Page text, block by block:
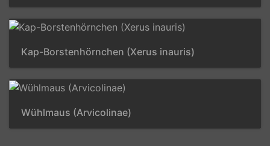
Kap-Borstenhörnchen (Xerus inauris)
Wühlmaus (Arvicolinae)